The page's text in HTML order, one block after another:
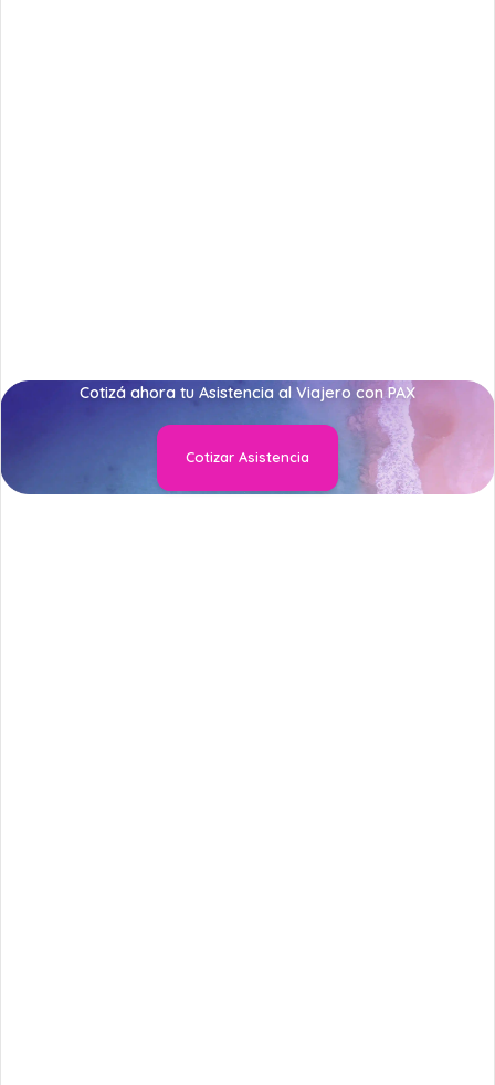
Cotizá ahora tu Asistencia al Viajero con PAX
Cotizar Asistencia